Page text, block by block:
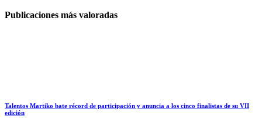
Publicaciones más valoradas
Talentos Martiko bate récord de participación y anuncia a los cinco finalistas de su VII
edición